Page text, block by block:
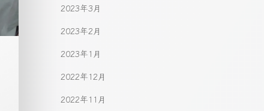
2023年3月
2023年2月
2023年1月
2022年12月
2022年11月